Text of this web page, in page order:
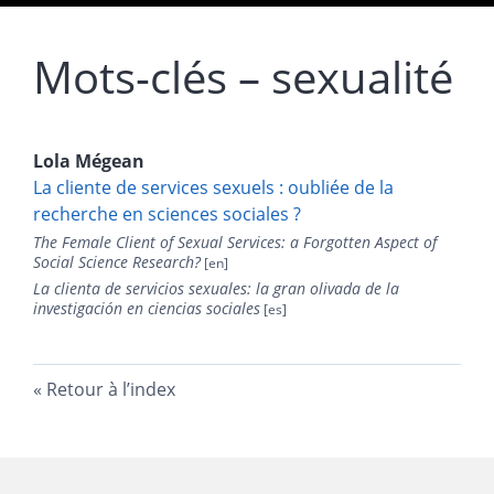
Mots-clés – sexualité
Lola Mégean
La cliente de services sexuels : oubliée de la
recherche en sciences sociales ?
The Female Client of Sexual Services: a Forgotten Aspect of
Social Science Research?
La clienta de servicios sexuales: la gran olivada de la
investigación en ciencias sociales
Retour à l’index